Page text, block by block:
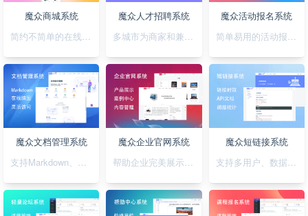
魔众商城系统
简约不简单的在线商城系统
魔众人才招聘系统
多城市为商家和兼职者的提供精准对接平台
魔众活动报名系统
简单易用的活动报名系统
魔众文档管理系统
支持Markdown、图表、脑图、富文本的文档管理系统
魔众企业官网系统
帮助企业完美展示自己的形象
魔众短链接系统
支持多用户、数据统计、API对接的短链接系统